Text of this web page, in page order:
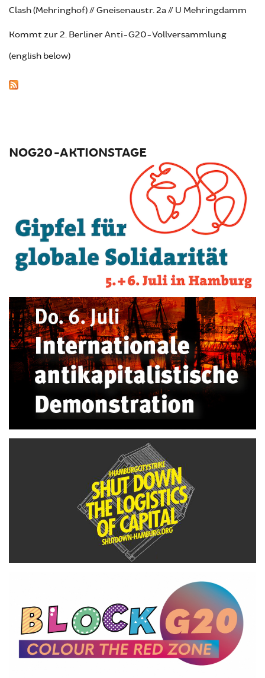
Clash (Mehringhof) // Gneisenaustr. 2a // U Mehringdamm
Kommt zur 2. Berliner Anti-G20-Vollversammlung
(english below)
NOG20-AKTIONSTAGE